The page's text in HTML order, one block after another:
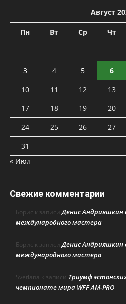
Август
Пн Вт Ср Чт
3
4 5 6
10
11 12 13
17
18 19 20
24
25 26 27
31
« Июл
Свежие комментарии
Борис к записиДенис
международного мастера
Борис к записиДенис
международного мастера
Svetlana к записи Триумф
чемпионате мира WFF AM-PRO